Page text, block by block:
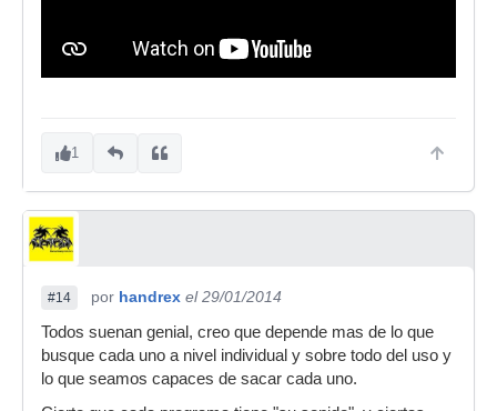
1
#14 por handrex el 29/01/2014
Todos suenan genial, creo que depende mas de lo que
busque cada uno a nivel individual y sobre todo del uso y
lo que seamos capaces de sacar cada uno.